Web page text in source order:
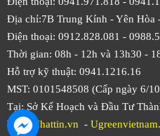
Địa chỉ:7B Trung Kính - Yên Hòa
Điện thoại: 0912.828.081 -
Thời gian: 08h - 12h và 13h30 -
Hỗ trợ kỹ thuật: 0941.1216.16
MST: 0101548508 (Cấp ngày 6/
Tại: Sở Kế Hoạch và Đầu Tư
Web:Nhattin.vn -